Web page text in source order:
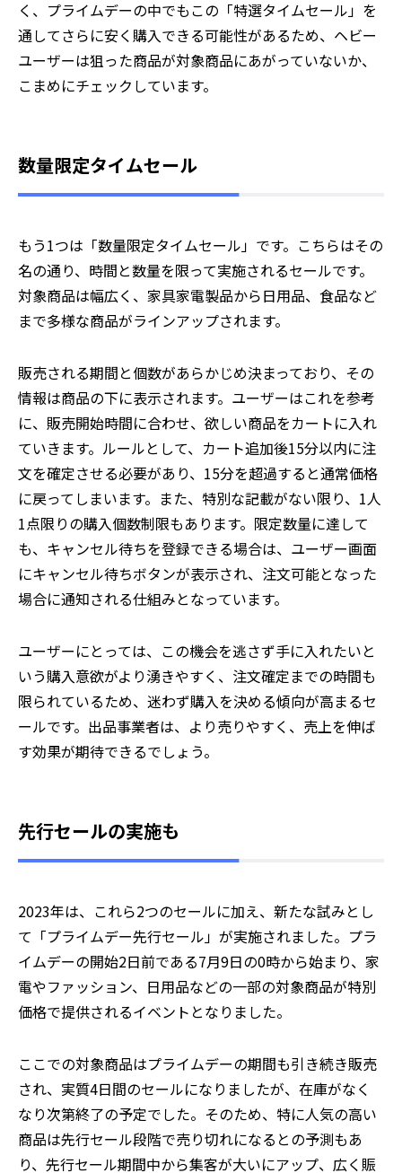
く、プライムデーの中でもこの「特選タイムセール」を
通してさらに安く購入できる可能性があるため、ヘビー
ユーザーは狙った商品が対象商品にあがっていないか、
こまめにチェックしています。
数量限定タイムセール
もう1つは「数量限定タイムセール」です。こちらはその
名の通り、時間と数量を限って実施されるセールです。
対象商品は幅広く、家具家電製品から日用品、食品など
まで多様な商品がラインアップされます。
販売される期間と個数があらかじめ決まっており、その
情報は商品の下に表示されます。ユーザーはこれを参考
に、販売開始時間に合わせ、欲しい商品をカートに入れ
ていきます。ルールとして、カート追加後15分以内に注
文を確定させる必要があり、15分を超過すると通常価格
に戻ってしまいます。また、特別な記載がない限り、1人
1点限りの購入個数制限もあります。限定数量に達して
も、キャンセル待ちを登録できる場合は、ユーザー画面
にキャンセル待ちボタンが表示され、注文可能となった
場合に通知される仕組みとなっています。
ユーザーにとっては、この機会を逃さず手に入れたいと
いう購入意欲がより湧きやすく、注文確定までの時間も
限られているため、迷わず購入を決める傾向が高まるセ
ールです。出品事業者は、より売りやすく、売上を伸ば
す効果が期待できるでしょう。
先行セールの実施も
2023年は、これら2つのセールに加え、新たな試みとし
て「プライムデー先行セール」が実施されました。プラ
イムデーの開始2日前である7月9日の0時から始まり、家
電やファッション、日用品などの一部の対象商品が特別
価格で提供されるイベントとなりました。
ここでの対象商品はプライムデーの期間も引き続き販売
され、実質4日間のセールになりましたが、在庫がなく
なり次第終了の予定でした。そのため、特に人気の高い
商品は先行セール段階で売り切れになるとの予測もあ
り、先行セール期間中から集客が大いにアップ、広く賑